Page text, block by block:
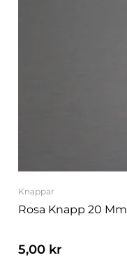
Knappar
Rosa Knapp 20 Mm
5,00 kr